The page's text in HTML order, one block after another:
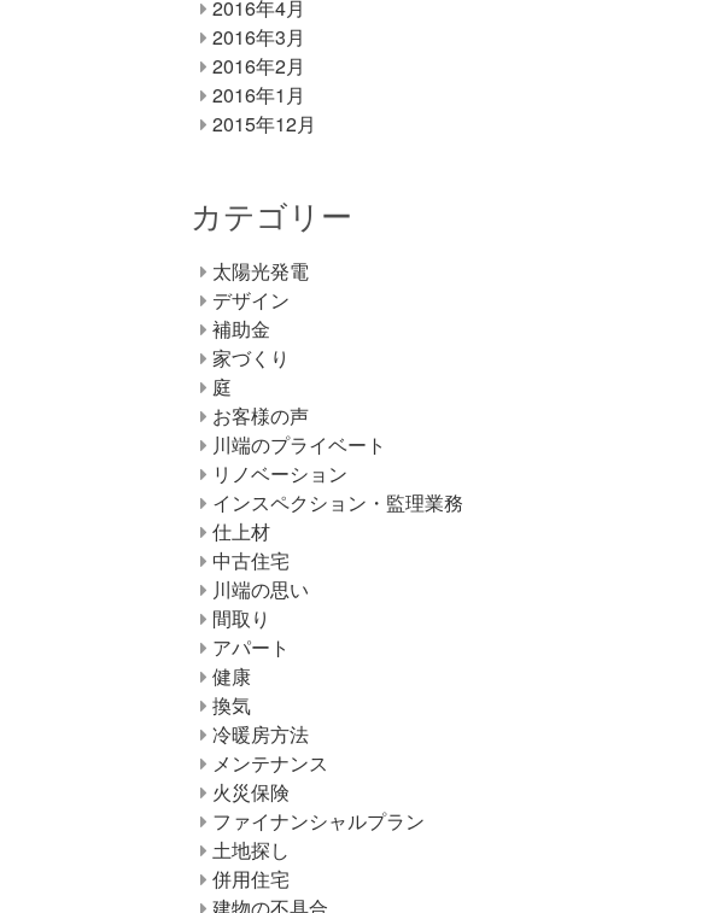
2016年4月
2016年3月
2016年2月
2016年1月
2015年12月
カテゴリー
太陽光発電
デザイン
補助金
家づくり
庭
お客様の声
川端のプライベート
リノベーション
インスペクション・監理業務
仕上材
中古住宅
川端の思い
間取り
アパート
健康
換気
冷暖房方法
メンテナンス
火災保険
ファイナンシャルプラン
土地探し
併用住宅
建物の不具合